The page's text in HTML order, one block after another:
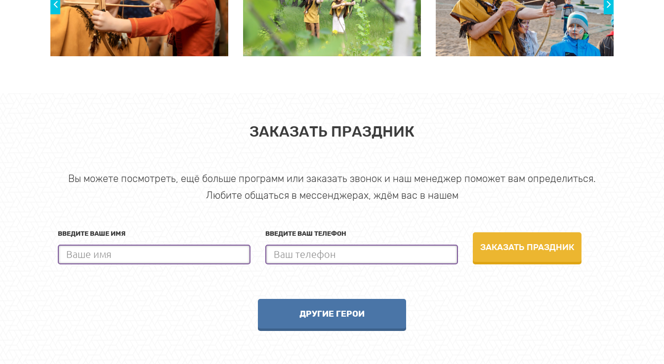
ЗАКАЗАТЬ ПРАЗДНИК
Вы можете посмотреть, ещё больше программ или заказать звонок и наш менеджер поможет вам определиться.
Любите общаться в мессенджерах, ждём вас в нашем
ВВЕДИТЕ ВАШЕ ИМЯ ВВЕДИТЕ ВАШ ТЕЛЕФОН
ДРУГИЕ ГЕРОИ